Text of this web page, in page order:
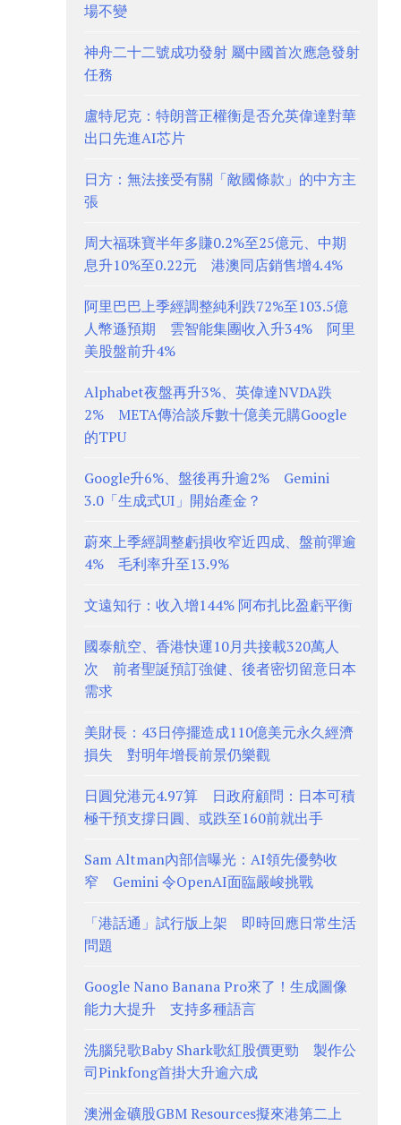
場不變
神舟二十二號成功發射 屬中國首次應急發射
任務
盧特尼克：特朗普正權衡是否允英偉達對華
出口先進AI芯片
日方：無法接受有關「敵國條款」的中方主
張
周大福珠寶半年多賺0.2%至25億元、中期
息升10%至0.22元 港澳同店銷售增4.4%
阿里巴巴上季經調整純利跌72%至103.5億
人幣遜預期 雲智能集團收入升34% 阿里
美股盤前升4%
Alphabet夜盤再升3%、英偉達NVDA跌
2% META傳洽談斥數十億美元購Google
的TPU
Google升6%、盤後再升逾2% Gemini
3.0「生成式UI」開始產金？
蔚來上季經調整虧損收窄近四成、盤前彈逾
4% 毛利率升至13.9%
文遠知行：收入增144% 阿布扎比盈虧平衡
國泰航空、香港快運10月共接載320萬人
次 前者聖誕預訂強健、後者密切留意日本
需求
美財長：43日停擺造成110億美元永久經濟
損失 對明年增長前景仍樂觀
日圓兌港元4.97算 日政府顧問：日本可積
極干預支撐日圓、或跌至160前就出手
Sam Altman內部信曝光：AI領先優勢收
窄 Gemini 令OpenAI面臨嚴峻挑戰
「港話通」試行版上架 即時回應日常生活
問題
Google Nano Banana Pro來了！生成圖像
能力大提升 支持多種語言
洗腦兒歌Baby Shark歌紅股價更勁 製作公
司Pinkfong首掛大升逾六成
澳洲金礦股GBM Resources擬來港第二上